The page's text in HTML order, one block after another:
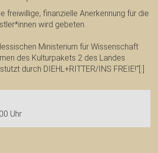
freiwillige, finanzielle Anerkennung für die
wird gebeten.
Ministerium für Wissenschaft
des Kulturpakets 2 des Landes
durch DIEHL+RITTER/INS FREIE!“[:]
Uhr